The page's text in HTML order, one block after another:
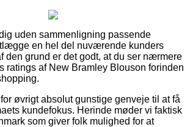
uden sammenligning passende
en hel del nuværende kunders
den grund er det godt, at du ser nærmere
ratings af New Bramley Blouson forinden
øvrigt absolut gunstige genveje til at få
kundefokus. Herinde møder vi faktisk
som giver folk mulighed for at